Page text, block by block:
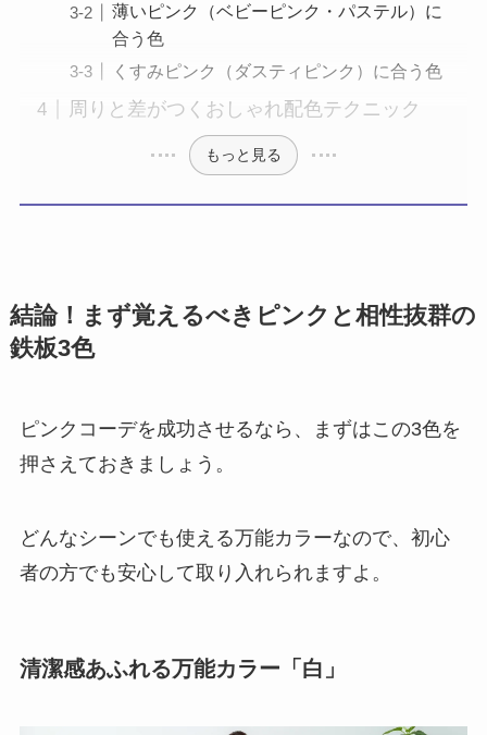
薄いピンク（ベビーピンク・パステル）に
合う色
くすみピンク（ダスティピンク）に合う色
周りと差がつくおしゃれ配色テクニック
もっと見る
結論！まず覚えるべきピンクと相性抜群の
鉄板3色
ピンクコーデを成功させるなら、まずはこの3色を
押さえておきましょう。
どんなシーンでも使える万能カラーなので、初心
者の方でも安心して取り入れられますよ。
清潔感あふれる万能カラー「白」